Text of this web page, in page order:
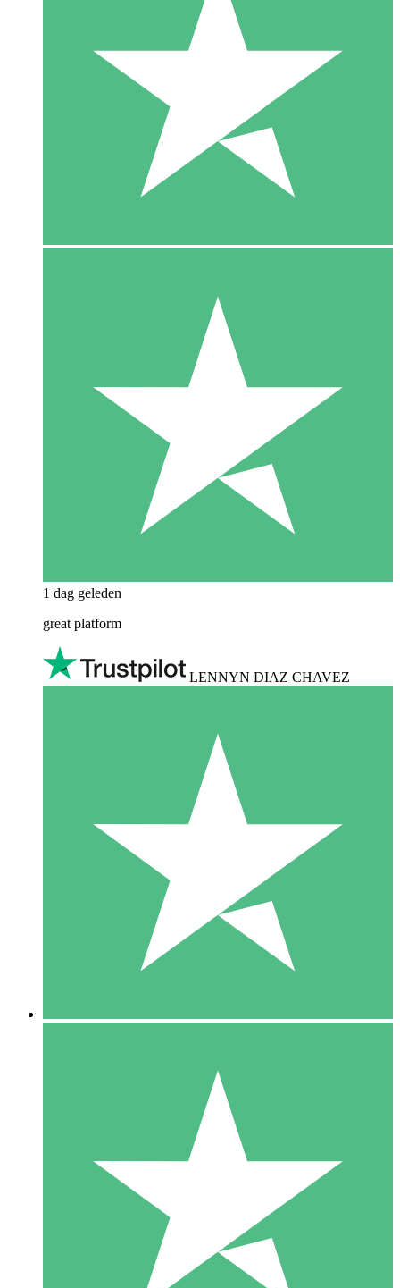
1 dag geleden
great platform
LENNYN DIAZ CHAVEZ